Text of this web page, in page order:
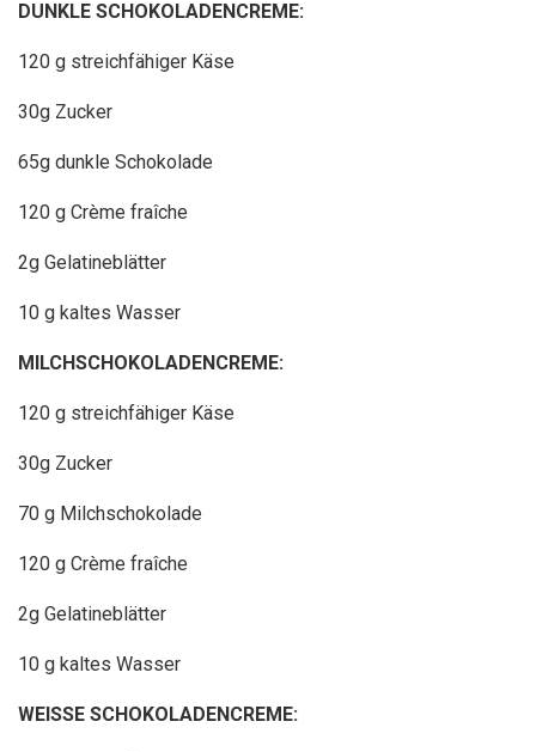
DUNKLE SCHOKOLADENCREME:
120 g streichfähiger Käse
30g Zucker
65g dunkle Schokolade
120 g Crème fraîche
2g Gelatineblätter
10 g kaltes Wasser
MILCHSCHOKOLADENCREME:
120 g streichfähiger Käse
30g Zucker
70 g Milchschokolade
120 g Crème fraîche
2g Gelatineblätter
10 g kaltes Wasser
WEISSE SCHOKOLADENCREME: